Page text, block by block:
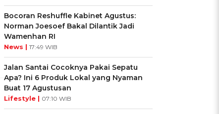
Bocoran Reshuffle Kabinet Agustus:
Norman Joesoef Bakal Dilantik Jadi
Wamenhan RI
News | 17:49 WIB
Jalan Santai Cocoknya Pakai Sepatu
Apa? Ini 6 Produk Lokal yang Nyaman
Buat 17 Agustusan
Lifestyle | 07:10 WIB